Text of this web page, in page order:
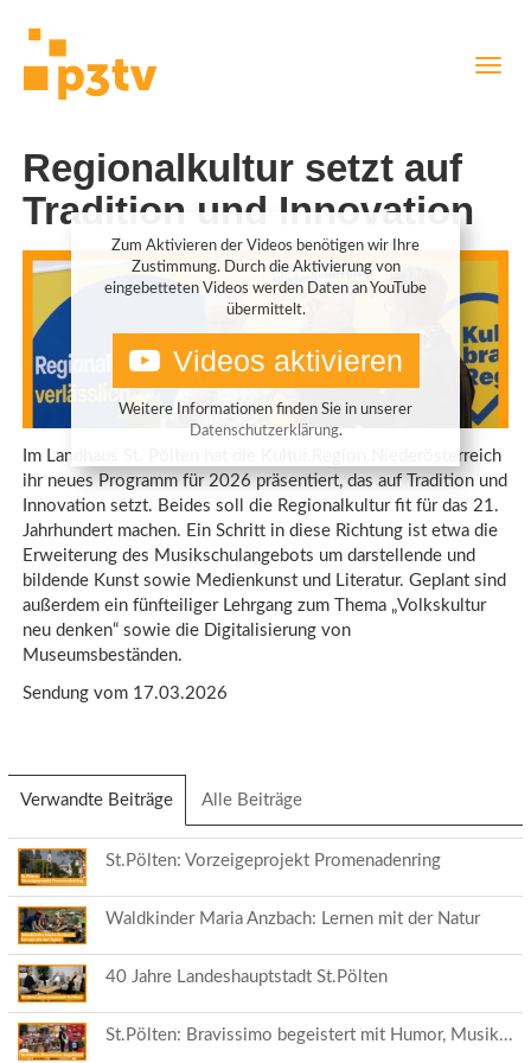
Regionalkultur setzt auf
Tradition und Innovation
Zum Aktivieren der Videos benötigen wir Ihre
Zustimmung. Durch die Aktivierung von
eingebetteten Videos werden Daten an YouTube
übermittelt.
Videos aktivieren
Weitere Informationen finden Sie in unserer
Datenschutzerklärung.
Im Landhaus St. Pölten hat die Kultur.Region.Niederösterreich
ihr neues Programm für 2026 präsentiert, das auf Tradition und
Innovation setzt. Beides soll die Regionalkultur fit für das 21.
Jahrhundert machen. Ein Schritt in diese Richtung ist etwa die
Erweiterung des Musikschulangebots um darstellende und
bildende Kunst sowie Medienkunst und Literatur. Geplant sind
außerdem ein fünfteiliger Lehrgang zum Thema „Volkskultur
neu denken“ sowie die Digitalisierung von
Museumsbeständen.
Sendung vom 17.03.2026
Verwandte Beiträge (aktiver
Reiter)
Alle Beiträge
St.Pölten: Vorzeigeprojekt Promenadenring
Waldkinder Maria Anzbach: Lernen mit der Natur
40 Jahre Landeshauptstadt St.Pölten
St.Pölten: Bravissimo begeistert mit Humor, Musik...